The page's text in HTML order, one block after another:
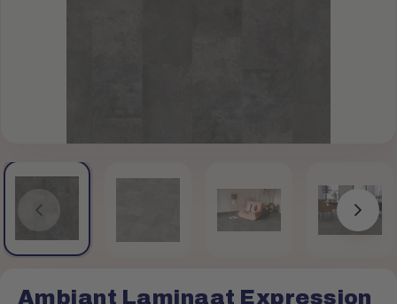
Ambiant Laminaat Expression